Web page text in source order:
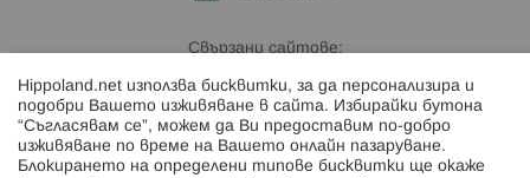
Свързани сайтове:
Hippoland.ro
Последвайте ни:
Hippoland.net използва бисквитки, за да персонализира и
подобри Вашето изживяване в сайта. Избирайки бутона
“Съгласявам се”, можем да Ви предоставим по-добро
изживяване по време на Вашето онлайн пазаруване.
Блокирането на определени типове бисквитки ще окаже